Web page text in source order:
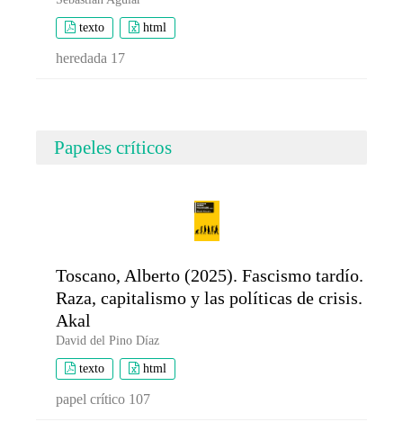
texto html
heredada 17
Papeles críticos
Toscano, Alberto (2025). Fascismo tardío.
Raza, capitalismo y las políticas de crisis.
Akal
David del Pino Díaz
texto html
papel crítico 107